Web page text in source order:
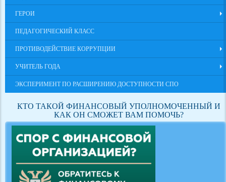
ГЕРОИ
ПЕДАГОГИЧЕСКИЙ КЛАСС
ПРОТИВОДЕЙСТВИЕ КОРРУПЦИИ
УЧИТЕЛЬ ГОДА
ЭКСПЕРИМЕНТ ПО РАСШИРЕНИЮ ДОСТУПНОСТИ СПО
КТО ТАКОЙ ФИНАНСОВЫЙ УПОЛНОМОЧЕННЫЙ И
КАК ОН СМОЖЕТ ВАМ ПОМОЧЬ?